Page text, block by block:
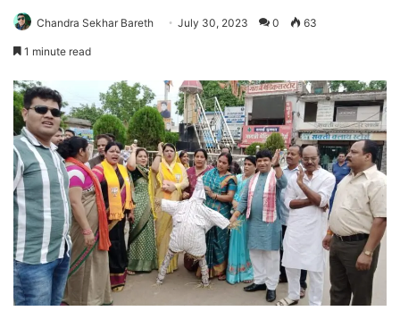
Chandra Sekhar Bareth July 30, 2023 0 63
1 minute read